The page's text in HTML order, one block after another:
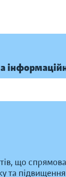
що
та підвищення